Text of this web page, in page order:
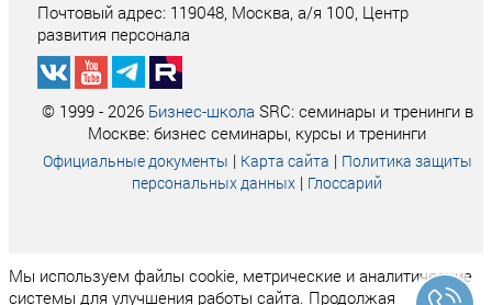
Почтовый адрес: 119048, Москва, а/я 100, Центр
развития персонала
© 1999 - 2026 Бизнес-школа SRC: семинары и тренинги в
Москве: бизнес семинары, курсы и тренинги
Официальные документы | Карта сайта | Политика защиты
персональных данных | Глоссарий
Мы используем файлы cookie, метрические и аналитические
системы для улучшения работы сайта. Продолжая